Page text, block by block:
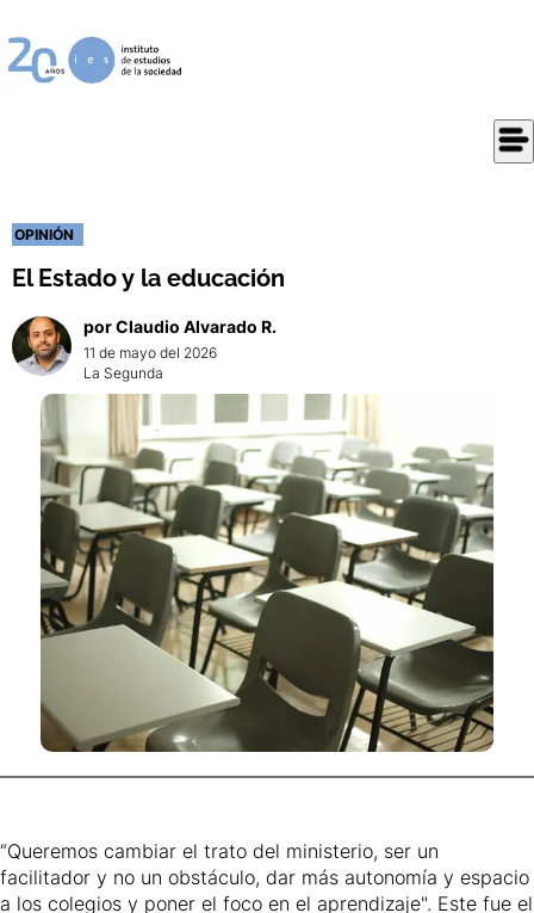
OPINIÓN
El Estado y la educación
porClaudio Alvarado R.
11 de mayo del 2026
La Segunda
“Queremos cambiar el trato del ministerio, ser un
facilitador y no un obstáculo, dar más autonomía y espacio
a los colegios y poner el foco en el aprendizaje". Este fue el